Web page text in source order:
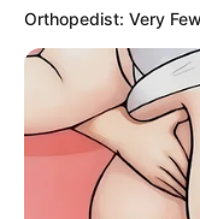
Watch This Parrot
Orthopedist: Very